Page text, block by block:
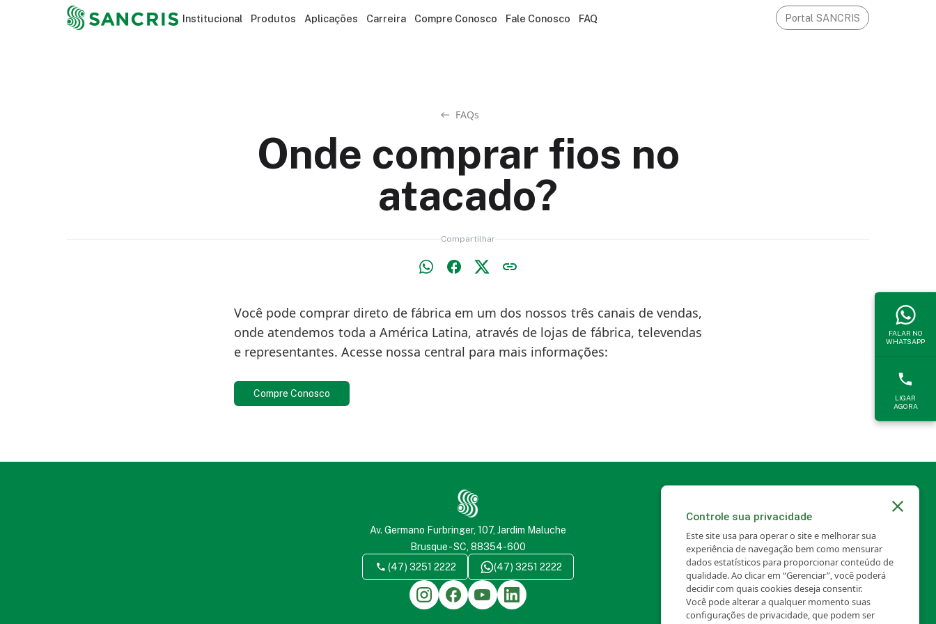
Institucional Produtos Aplicações Carreira Compre Conosco Fale Conosco FAQ Portal SANCRIS
FAQs
Onde comprar fios no
atacado?
Compartilhar
Você pode comprar direto de fábrica em um dos nossos três canais de vendas,
onde atendemos toda a América Latina, através de lojas de fábrica, televendas
e representantes. Acesse nossa central para mais informações:
Compre Conosco
Av. Germano Furbringer, 107, Jardim Maluche
Brusque - SC, 88354-600
(47) 3251 2222
(47) 3251 2222
FALAR NO
WHATSAPP
LIGAR
AGORA
Controle sua privacidade
Este site usa para operar o site e melhorar sua
experiência de navegação bem como mensurar
dados estatísticos para proporcionar conteúdo de
qualidade. Ao clicar em “Gerenciar”, você poderá
decidir com quais cookies deseja consentir.
Você pode alterar a qualquer momento suas
configurações de privacidade, que podem ser